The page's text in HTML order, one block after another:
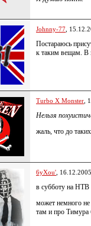
Johnny-77 ,
Постараюсь
к таким вещам. В
Turbo X Monster ,
Нельзя
жаль, что до
6yXou' ,
в субботу на НТВ
может немного
там и про Тимура